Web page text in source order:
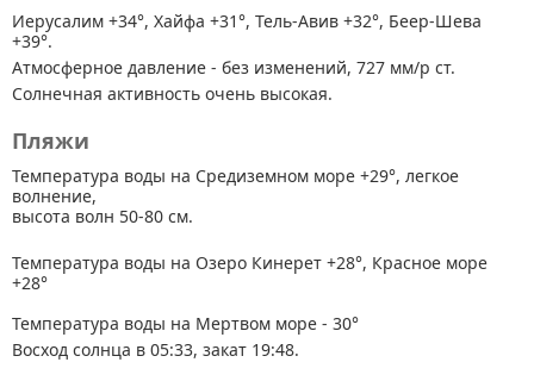
Иерусалим +34°, Хайфа +31°, Тель-Авив +32°, Беер-Шева
+39°.
Атмосферное давление - без изменений, 727 мм/р ст.
Солнечная активность очень высокая.
Пляжи
Температура воды на Средиземном море +29°, легкое
волнение,
высота волн 50-80 см.
Температура воды на Озеро Кинерет +28°, Красное море
+28°
Температура воды на Мертвом море - 30°
Восход солнца в 05:33, закат 19:48.